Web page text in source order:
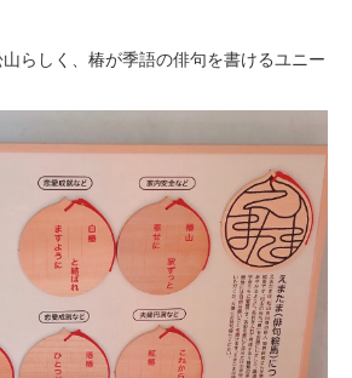
らしく、椿が季語の俳句を書けるユニー